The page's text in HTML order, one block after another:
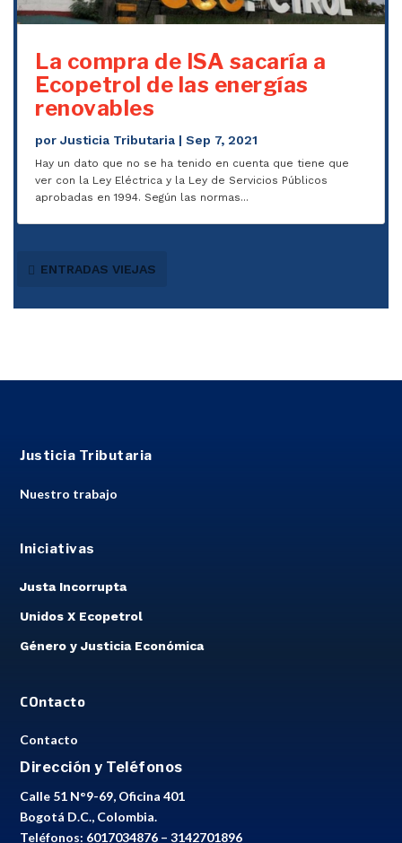
La compra de ISA sacaría a
Ecopetrol de las energías
renovables
porJusticia Tributaria |Sep 7, 2021
Hay un dato que no se ha tenido en cuenta que tiene que
ver con la Ley Eléctrica y la Ley de Servicios Públicos
aprobadas en 1994. Según las normas...
ENTRADAS VIEJAS
Justicia Tributaria
Nuestro trabajo
Iniciativas
Justa Incorrupta
Unidos X Ecopetrol
Género y Justicia Económica
COntacto
Contacto
Dirección y Teléfonos
Calle 51 N°9-69, Oficina 401
Bogotá D.C., Colombia.
Teléfonos: 6017034876 – 3142701896